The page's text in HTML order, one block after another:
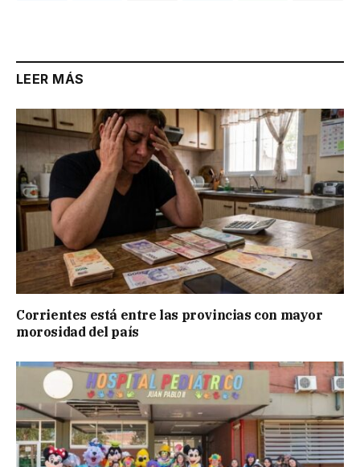
LEER MÁS
Corrientes está entre las provincias con mayor
morosidad del país